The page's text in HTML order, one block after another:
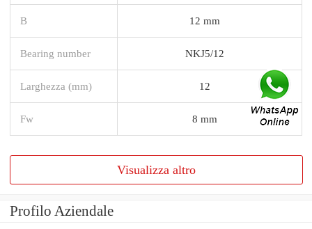
B 12 mm
Bearing number NKJ5/12
Larghezza (mm) 12
Fw 8 mm
Visualizza altro
Profilo Aziendale